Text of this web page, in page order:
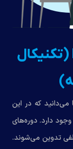
آموزش استراتژی MRM (تکنیکال
می‌دانید که در این
دارد. دوره‌های
تدوین می‌شوند.